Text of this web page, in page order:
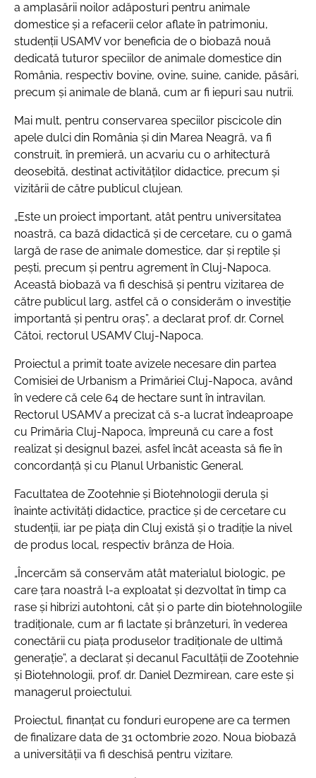
a amplasării noilor adăposturi pentru animale
domestice și a refacerii celor aflate în patrimoniu,
studenții USAMV vor beneficia de o biobază nouă
dedicată tuturor speciilor de animale domestice din
România, respectiv bovine, ovine, suine, canide, păsări,
precum și animale de blană, cum ar fi iepuri sau nutrii.
Mai mult, pentru conservarea speciilor piscicole din
apele dulci din România și din Marea Neagră, va fi
construit, în premieră, un acvariu cu o arhitectură
deosebită, destinat activităților didactice, precum și
vizitării de către publicul clujean.
„Este un proiect important, atât pentru universitatea
noastră, ca bază didactică și de cercetare, cu o gamă
largă de rase de animale domestice, dar și reptile și
pești, precum și pentru agrement în Cluj-Napoca.
Această biobază va fi deschisă și pentru vizitarea de
către publicul larg, astfel că o considerăm o investiție
importantă și pentru oraș”, a declarat prof. dr. Cornel
Cătoi, rectorul USAMV Cluj-Napoca.
Proiectul a primit toate avizele necesare din partea
Comisiei de Urbanism a Primăriei Cluj-Napoca, având
în vedere că cele 64 de hectare sunt în intravilan.
Rectorul USAMV a precizat că s-a lucrat îndeaproape
cu Primăria Cluj-Napoca, împreună cu care a fost
realizat și designul bazei, asfel încât aceasta să fie în
concordanță și cu Planul Urbanistic General.
Facultatea de Zootehnie și Biotehnologii derula și
înainte activități didactice, practice și de cercetare cu
studenții, iar pe piața din Cluj există și o tradiție la nivel
de produs local, respectiv brânza de Hoia.
„Încercăm să conservăm atât materialul biologic, pe
care țara noastră l-a exploatat și dezvoltat în timp ca
rase și hibrizi autohtoni, cât și o parte din biotehnologiile
tradiționale, cum ar fi lactate și brânzeturi, în vederea
conectării cu piața produselor tradiționale de ultimă
generație”, a declarat și decanul Facultății de Zootehnie
și Biotehnologii, prof. dr. Daniel Dezmirean, care este și
managerul proiectului.
Proiectul, finanțat cu fonduri europene are ca termen
de finalizare data de 31 octombrie 2020. Noua biobază
a universității va fi deschisă pentru vizitare.